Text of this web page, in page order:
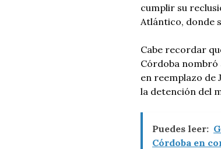
cumplir su
Atlántico, donde
Cabe recordar
Córdoba nombró
en reemplazo de
la detención del
Puedes leer:
Córdoba en